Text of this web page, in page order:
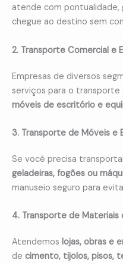
atende com pontualidade,
chegue ao destino sem
2. Transporte Comercial e
Empresas de diversos
serviços para o transporte
móveis de escritório e
3. Transporte de Móveis e
Se você precisa
geladeiras, fogões ou
manuseio seguro para
4. Transporte de
Atendemos lojas, obras e
de cimento, tijolos, pisos,